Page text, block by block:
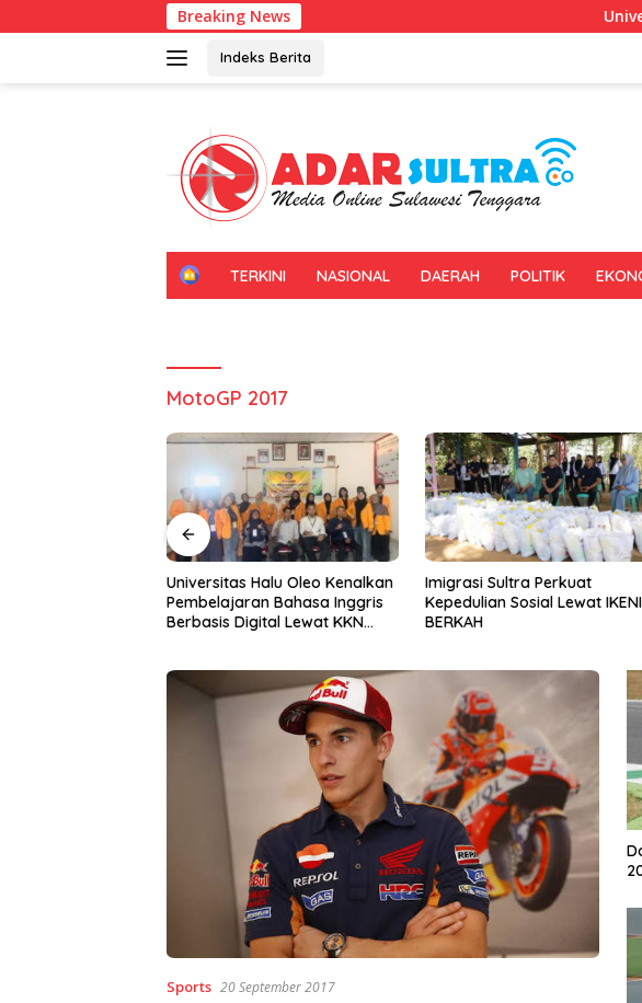
ke
Breaking News Universitas Halu
Indeks Berita
H
TERKINI NASIONAL DAERAH POLITIK
MotoGP 2017
Imigrasi Sultra Perkuat
Kepedulian Sosial Lewat IKENI
BERKAH
Gerakan Irigasi Bersih HUT RI
ke-81, Pemkot Kendari dan
BWS Sulawesi IV Perkuat
Sports 20 September 2017